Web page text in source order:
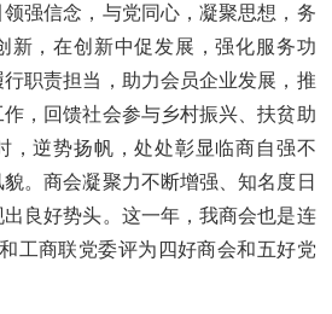
强信念，与党同心，凝聚思想，务
新，在创新中促发展，强化服务功
职责担当，助力会员企业发展，推
，回馈社会参与乡村振兴、扶贫助
，逆势扬帆，处处彰显临商自强不
。商会凝聚力不断增强、知名度日
良好势头。这一年，我商会也是连
工商联党委评为四好商会和五好党